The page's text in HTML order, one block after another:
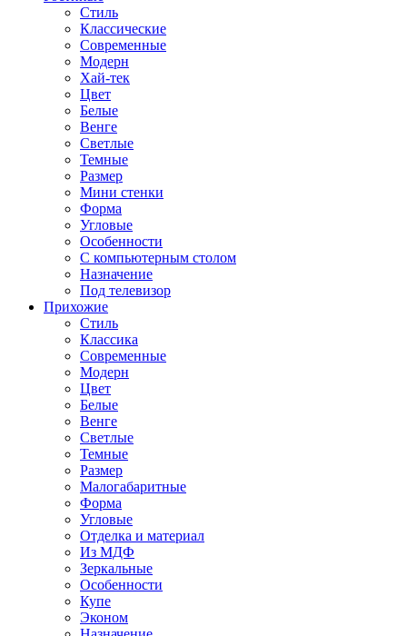
Стиль
Классические
Современные
Модерн
Хай-тек
Цвет
Белые
Венге
Светлые
Темные
Размер
Мини стенки
Форма
Угловые
Особенности
С компьютерным столом
Назначение
Под телевизор
Прихожие
Стиль
Классика
Современные
Модерн
Цвет
Белые
Венге
Светлые
Темные
Размер
Малогабаритные
Форма
Угловые
Отделка и материал
Из МДФ
Зеркальные
Особенности
Купе
Эконом